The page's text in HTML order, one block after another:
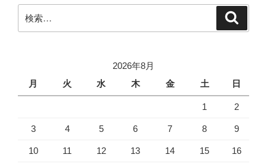
3.5
Aspherical”
ー
ジ
ジ
索:
2026年8月
月
火 水 木 金 土 日
1 2
3 4 5 6 7 8 9
10 11 12 13 14 15 16